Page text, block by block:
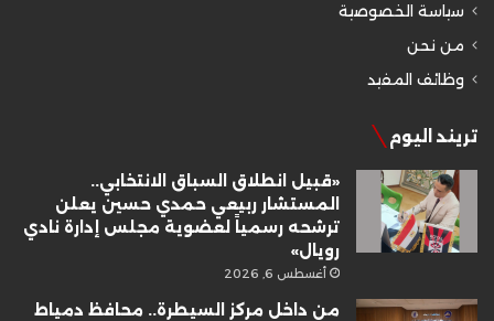
سياسة الخصوصية
من نحن
وظائف المفيد
تريند اليوم
«قبيل انطلاق السباق الانتخابي..
المستشار ربيعي حمدي حسين يعلن
ترشحه رسمياً لعضوية مجلس إدارة نادي
رويال»
أغسطس 6, 2026
من داخل مركز السيطرة.. محافظ دمياط